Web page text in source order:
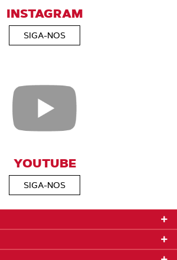
INSTAGRAM
SIGA-NOS
YOUTUBE
SIGA-NOS